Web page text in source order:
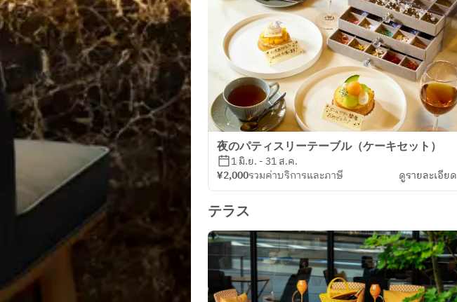
夜のパティスリーテーブル（ケーキセット）
1 มิ.ย. - 31 ส.ค.
¥2,000รวมค่าบริการและภาษี ดูรายละเอียด
テラス